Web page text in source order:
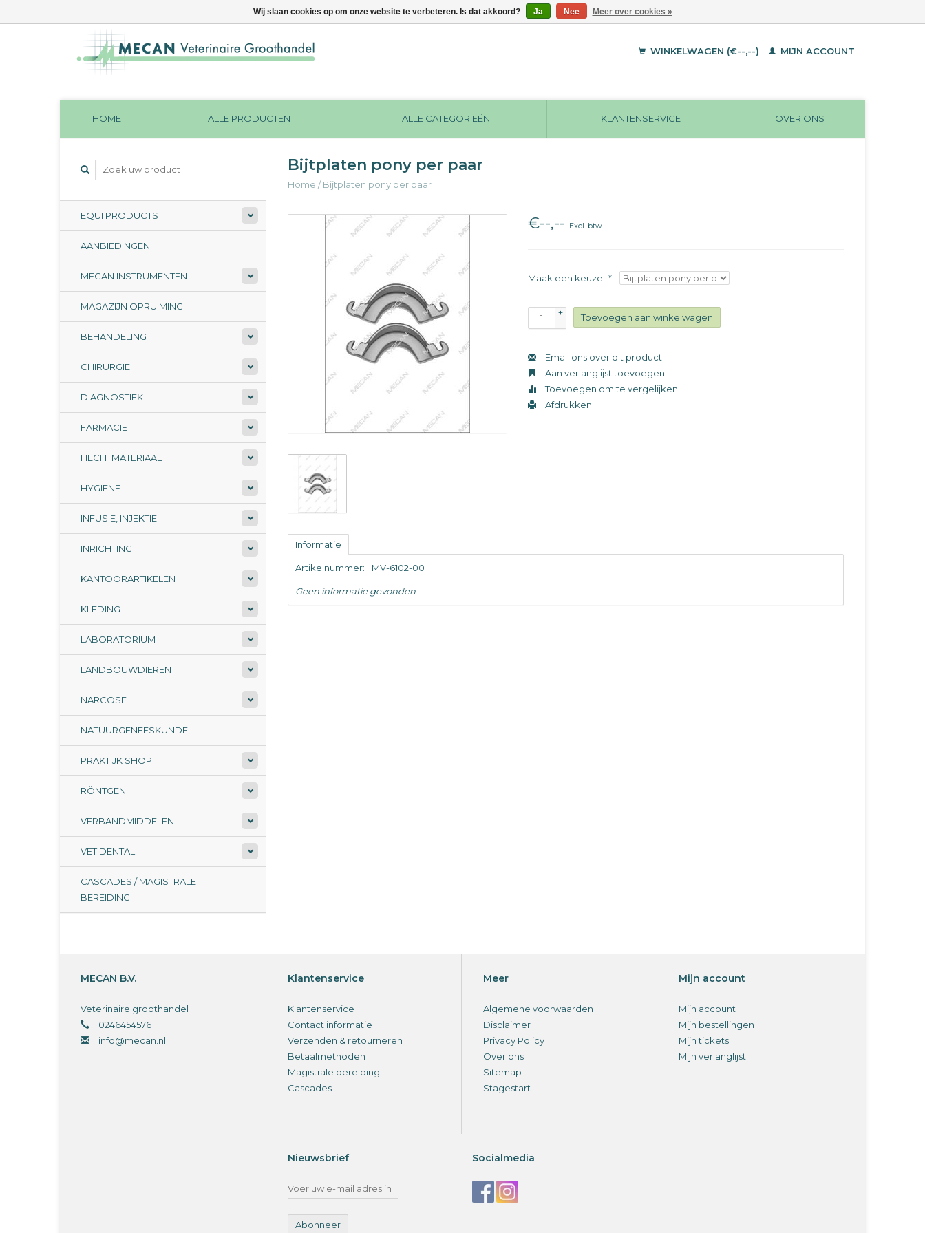
WINKELWAGEN (€--,--) MIJN ACCOUNT
HOME ALLE PRODUCTEN ALLE CATEGORIEËN KLANTENSERVICE OVER ONS
EQUI PRODUCTS
AANBIEDINGEN
MECAN INSTRUMENTEN
MAGAZIJN OPRUIMING
BEHANDELING
CHIRURGIE
DIAGNOSTIEK
FARMACIE
HECHTMATERIAAL
HYGIËNE
INFUSIE, INJEKTIE
INRICHTING
KANTOORARTIKELEN
KLEDING
LABORATORIUM
LANDBOUWDIEREN
NARCOSE
NATUURGENEESKUNDE
PRAKTIJK SHOP
RÖNTGEN
VERBANDMIDDELEN
VET DENTAL
CASCADES / MAGISTRALE
BEREIDING
Bijtplaten pony per paar
Home /Bijtplaten pony per paar
€--,-- Excl. btw
Maak een keuze: *
+
-
Toevoegen aan winkelwagen
Email ons over dit product
Aan verlanglijst toevoegen
Toevoegen om te vergelijken
Afdrukken
Informatie
Artikelnummer: MV-6102-00
Geen informatie gevonden
MECAN B.V.
Veterinaire groothandel
0246454576
info@mecan.nl
Klantenservice
Klantenservice
Contact informatie
Verzenden & retourneren
Betaalmethoden
Magistrale bereiding
Cascades
Meer
Algemene voorwaarden
Disclaimer
Privacy Policy
Over ons
Sitemap
Stagestart
Mijn account
Mijn account
Mijn bestellingen
Mijn tickets
Mijn verlanglijst
Nieuwsbrief
Abonneer
Socialmedia
Wij slaan cookies op om onze website te verbeteren. Is dat akkoord? Ja Nee Meer over cookies »